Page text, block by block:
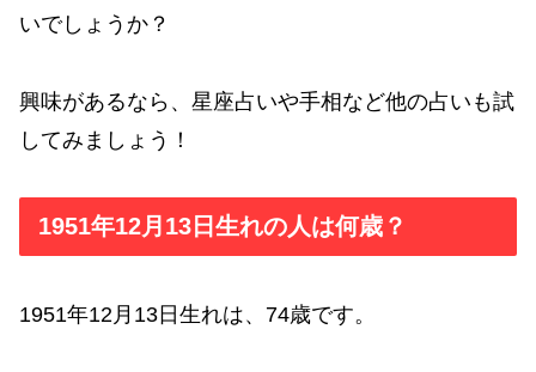
いでしょうか？
興味があるなら、星座占いや手相など他の占いも試
してみましょう！
1951年12月13日生れの人は何歳？
1951年12月13日生れは、74歳です。